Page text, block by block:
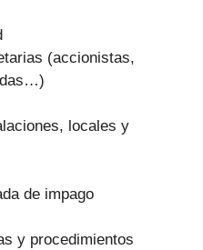
(accionistas,
locales y
de impago
y procedimientos